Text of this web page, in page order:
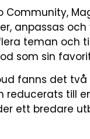
Community,
anpassas
teman och
som sin
fanns det
reducerats till
ett bredare